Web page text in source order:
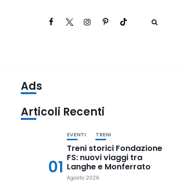
Ads
Articoli Recenti
01
EVENTI TRENI
Treni storici Fondazione
FS: nuovi viaggi tra
Langhe e Monferrato
Agosto 2026